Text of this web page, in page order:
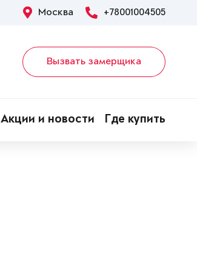
Москва +78001004505
Вызвать замерщика
Акции и новости Где купить